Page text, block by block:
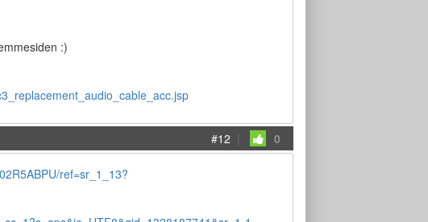
:)
#12 | 0
ref=sr_1_13?